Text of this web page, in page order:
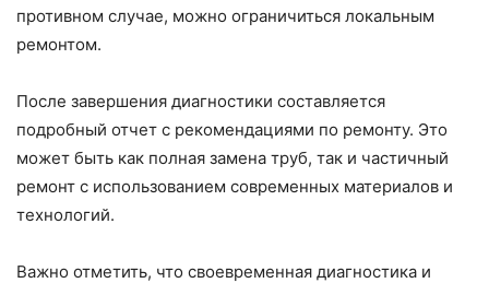
противном случае, можно ограничиться локальным
ремонтом.
После завершения диагностики составляется
подробный отчет с рекомендациями по ремонту. Это
может быть как полная замена труб, так и частичный
ремонт с использованием современных материалов и
технологий.
Важно отметить, что своевременная диагностика и